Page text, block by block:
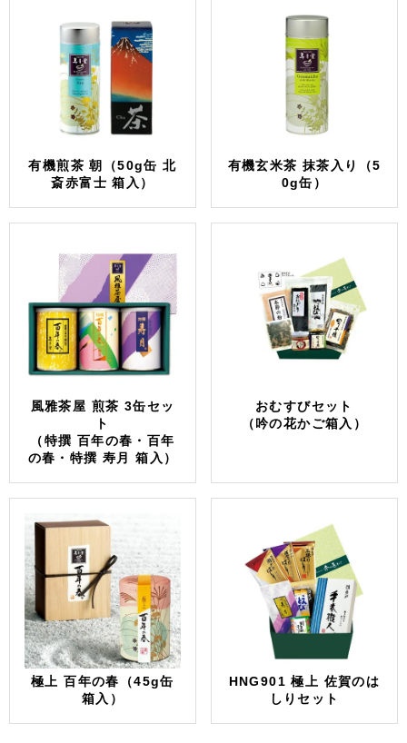
有機煎茶 朝（50g缶 北
斎赤富士 箱入）
有機玄米茶 抹茶入り（5
0g缶）
風雅茶屋 煎茶 3缶セッ
ト
（特撰 百年の春・百年
の春・特撰 寿月 箱入）
おむすびセット
（吟の花かご箱入）
極上 百年の春（45g缶
箱入）
HNG901 極上 佐賀のは
しりセット